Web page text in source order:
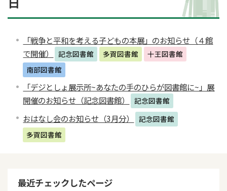
「戦争と平和を考える子どもの本展」のお知らせ（４館
で開催）
記念図書館 多賀図書館
十王図書館
南部図書館
「デジとしょ展示所~あなたの手のひらが図書館に~」展
開催のお知らせ（記念図書館）
記念図書館
おはなし会のお知らせ（3月分）
記念図書館
多賀図書館
最近チェックしたページ